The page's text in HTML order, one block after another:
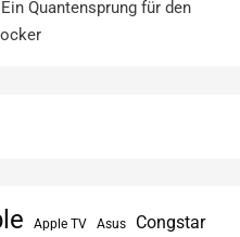
Quantensprung für den
Apple TV Asus Congstar